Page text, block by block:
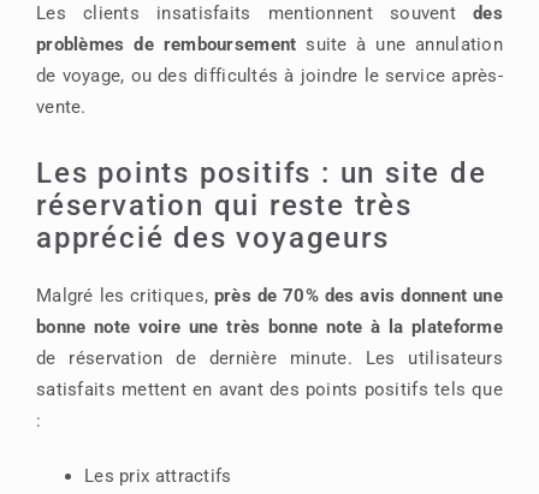
Les clients insatisfaits mentionnent souventdes
problèmes de remboursement suite à une annulation
de voyage, ou des difficultés à joindre le service après-
vente.
Les points positifs : un site de
réservation qui reste très
apprécié des voyageurs
Malgré les critiques, près de 70% des avis donnent une
bonne note voire une très bonne note à la plateforme
de réservation de dernière minute. Les utilisateurs
satisfaits mettent en avant des points positifs tels que
:
Les prix attractifs